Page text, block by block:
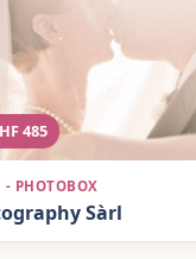
485
- PHOTOBOX
Sàrl